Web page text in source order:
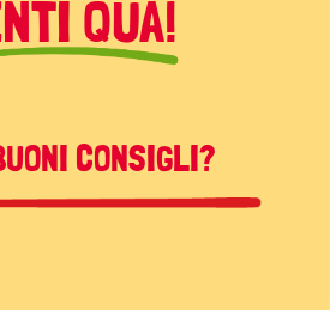
QUA!
CONSIGLI?